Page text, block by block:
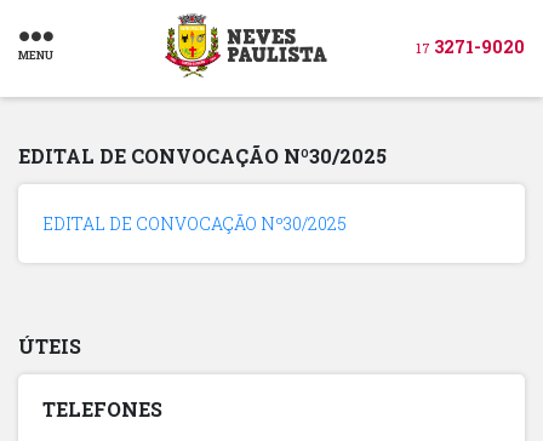
MENU 17 3271-9020
EDITAL DE CONVOCAÇÃO Nº30/2025
EDITAL DE CONVOCAÇÃO Nº30/2025
ÚTEIS
TELEFONES